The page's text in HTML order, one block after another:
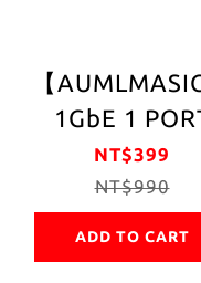
Desktop/
smooth
stable
performance,
extremely
Internet
low
【
1GbE 1
Ethernet
Adapters PCI-
interface
Ethernet
NT$399
NT$990
ADD TO CART